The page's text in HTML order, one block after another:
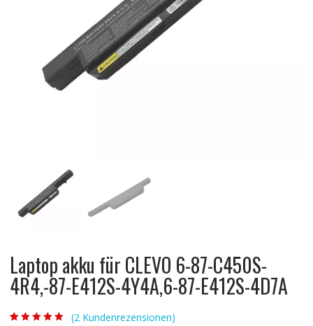
Laptop akku für CLEVO 6-87-C450S-
4R4,-87-E412S-4Y4A,6-87-E412S-4D7A
(2 Kundenrezensionen)